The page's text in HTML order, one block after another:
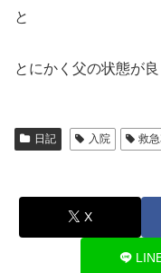
と
とにかく父の状態が
日記 入院 救
X